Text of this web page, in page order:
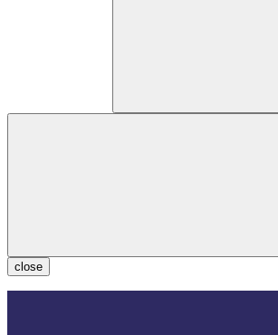
close